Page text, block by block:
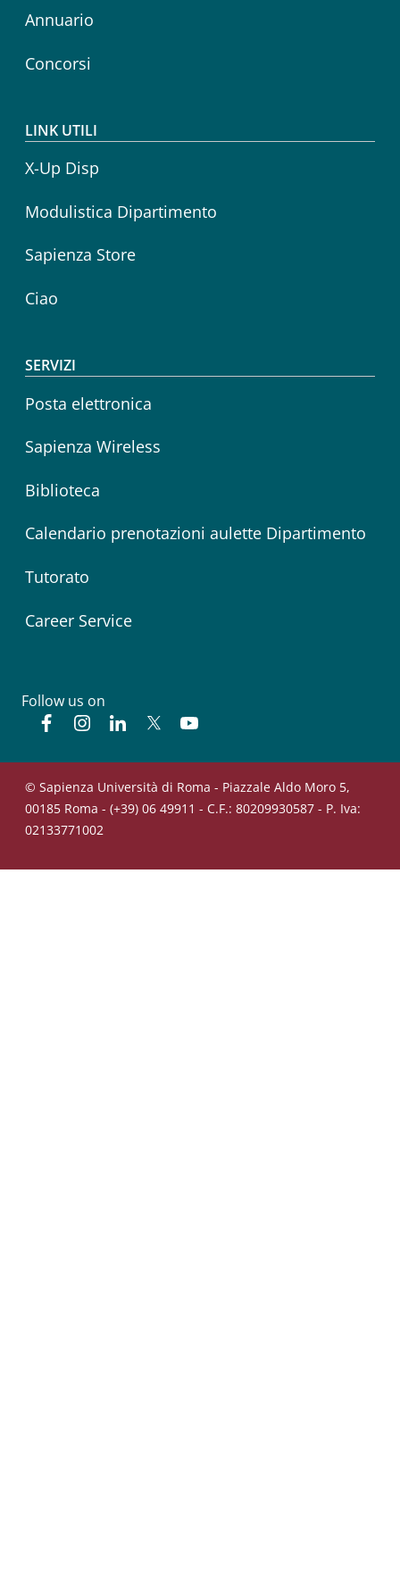
Annuario
Concorsi
LINK UTILI
X-Up Disp
Modulistica Dipartimento
Sapienza Store
Ciao
SERVIZI
Posta elettronica
Sapienza Wireless
Biblioteca
Calendario prenotazioni aulette Dipartimento
Tutorato
Career Service
Follow us on
FacebookInstagramLinkedinTwitter
© Sapienza Università di Roma - Piazzale Aldo Moro 5,
00185 Roma - (+39) 06 49911 - C.F.: 80209930587 - P. Iva:
02133771002